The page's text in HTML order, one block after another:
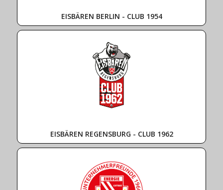
EISBÄREN BERLIN - CLUB 1954
EISBÄREN REGENSBURG - CLUB 1962